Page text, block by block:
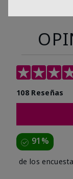
108 Reseñas
91%
de los